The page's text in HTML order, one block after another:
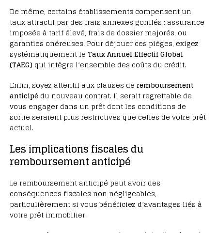
De même, certains établissements compensent un
taux attractif par des frais annexes gonflés : assurance
imposée à tarif élevé, frais de dossier majorés, ou
garanties onéreuses. Pour déjouer ces pièges, exigez
systématiquement le Taux Annuel Effectif Global
(TAEG) qui intègre l’ensemble des coûts du crédit.
Enfin, soyez attentif aux clauses de remboursement
anticipé du nouveau contrat. Il serait regrettable de
vous engager dans un prêt dont les conditions de
sortie seraient plus restrictives que celles de votre prêt
actuel.
Les implications fiscales du
remboursement anticipé
Le remboursement anticipé peut avoir des
conséquences fiscales non négligeables,
particulièrement si vous bénéficiez d’avantages liés à
votre prêt immobilier.